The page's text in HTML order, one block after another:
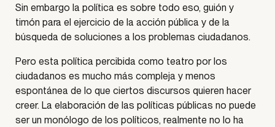
Sin embargo la política es sobre todo eso, guión y
timón para el ejercicio de la acción pública y de la
búsqueda de soluciones a los problemas ciudadanos.
Pero esta política percibida como teatro por los
ciudadanos es mucho más compleja y menos
espontánea de lo que ciertos discursos quieren hacer
creer. La elaboración de las políticas públicas no puede
ser un monólogo de los políticos, realmente no lo ha